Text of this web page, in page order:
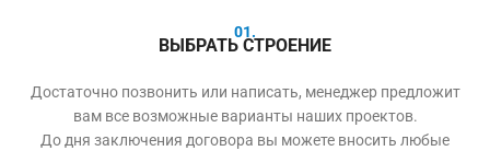
01.
ВЫБРАТЬ СТРОЕНИЕ
Достаточно позвонить или написать, менеджер предложит
вам все возможные варианты наших проектов.
До дня заключения договора вы можете вносить любые